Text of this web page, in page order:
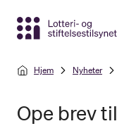
Hjem Nyheter
Ope brev